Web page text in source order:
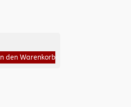
In den Warenkorb